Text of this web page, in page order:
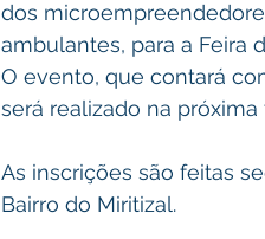
dos
ambulantes, para a Feira
O evento, que contará
será realizado na
As inscrições são feitas
Bairro do Miritizal.